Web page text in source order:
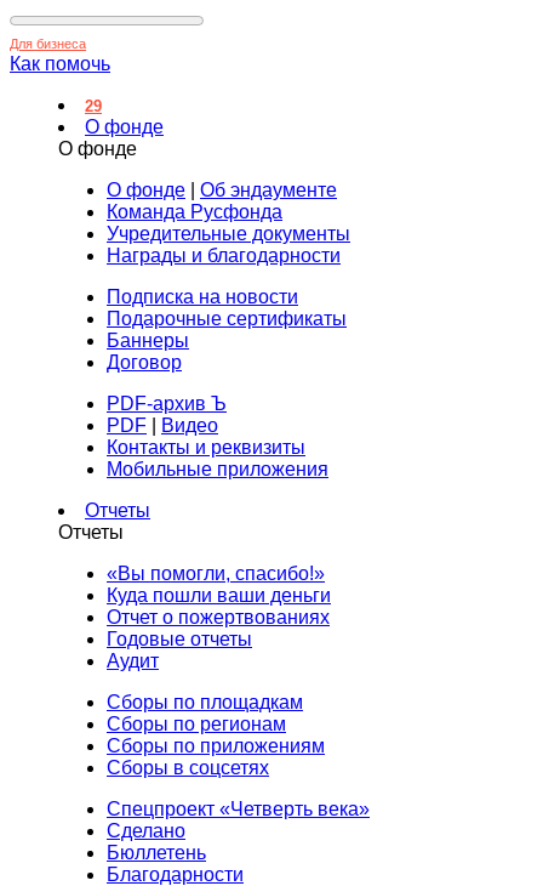
Для бизнеса
Как помочь
29
О фонде
О фонде
О фонде
Об эндаументе
Команда Русфонда
Учредительные документы
Награды и благодарности
Подписка на новости
Подарочные сертификаты
Баннеры
Договор
PDF-архив Ъ
PDF
Видео
Контакты и реквизиты
Мобильные приложения
Отчеты
Отчеты
«Вы помогли, спасибо!»
Куда пошли ваши деньги
Отчет о пожертвованиях
Годовые отчеты
Аудит
Сборы по площадкам
Сборы по регионам
Сборы по приложениям
Сборы в соцсетях
Спецпроект «Четверть века»
Сделано
Бюллетень
Благодарности